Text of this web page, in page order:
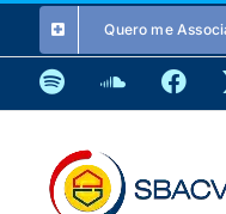
o
conteúdo
Quero me
Spotify